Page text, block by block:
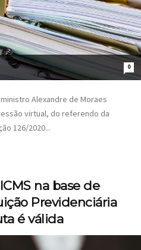
0
Alexandre de Moraes
virtual, do referendo da
126/2020...
na base de
Previdenciária
é válida